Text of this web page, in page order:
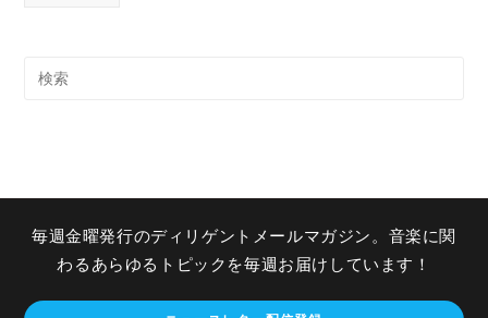
毎週金曜発行のディリゲントメールマガジン。音楽に関
わるあらゆるトピックを毎週お届けしています！